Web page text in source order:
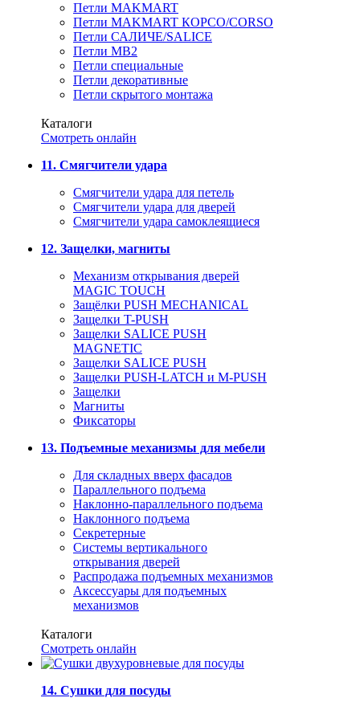
Петли MAKMART
Петли MAKMART КОРСО/CORSO
Петли САЛИЧЕ/SALICE
Петли MB2
Петли специальные
Петли декоративные
Петли скрытого монтажа
Каталоги
Смотреть онлайн
11. Смягчители удара
Смягчители удара для петель
Смягчители удара для дверей
Cмягчители удара самоклеящиеся
12. Защелки, магниты
Механизм открывания дверей
MAGIC TOUCH
Защёлки PUSH MECHANICAL
Защелки T-PUSH
Защелки SALICE PUSH
MAGNETIC
Защелки SALICE PUSH
Защелки PUSH-LATCH и M-PUSH
Защелки
Магниты
Фиксаторы
13. Подъемные механизмы для мебели
Для складных вверх фасадов
Параллельного подъема
Наклонно-параллельного подъема
Наклонного подъема
Секретерные
Системы вертикального
открывания дверей
Распродажа подъемных механизмов
Аксессуары для подъемных
механизмов
Каталоги
Смотреть онлайн
14. Сушки для посуды